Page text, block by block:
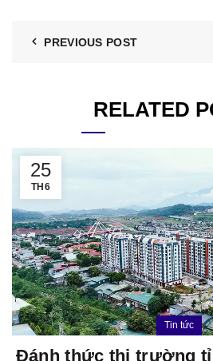
PREVIOUS POST
RELATED
25
TH6
Tin tức
Đánh thức thị trường